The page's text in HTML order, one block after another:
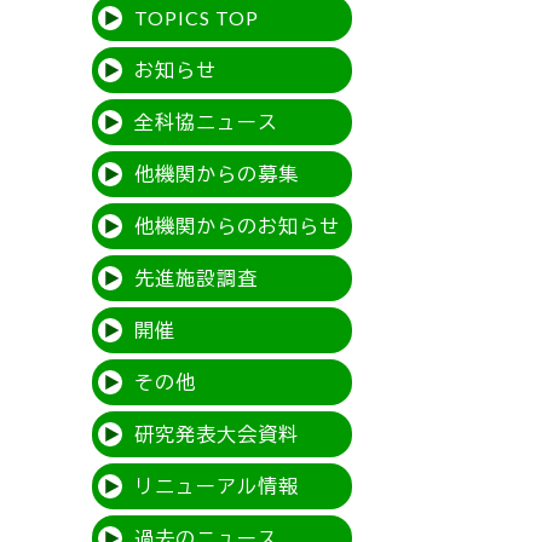
TOPICS TOP
お知らせ
全科協ニュース
他機関からの募集
他機関からのお知らせ
先進施設調査
開催
その他
研究発表大会資料
リニューアル情報
過去のニュース